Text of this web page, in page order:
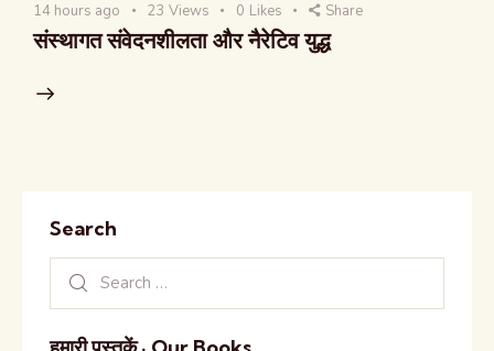
14 hours ago 23 Views 0 Likes Share
संस्थागत संवेदनशीलता और नैरेटिव युद्ध
Search